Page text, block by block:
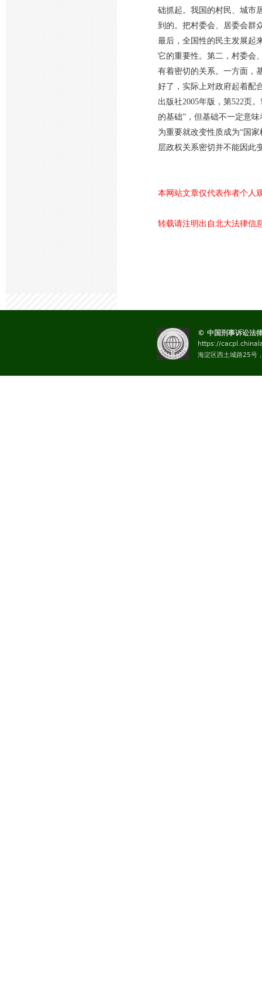
础抓起。我国的村民、城市
到的。把村委会、居委会群
最后，全国性的民主发展起
它的重要性。第二，村委会
有着密切的关系。一方面，
好了，实际上对政府起着配
出版社2005年版，第522页
的基础”，但基础不一定意
为重要就改变性质成为“国
层政权关系密切并不能因此
本网站文章仅代表作者个人
转载请注明出自北大法律信
© 中国刑事诉讼法
https://
海淀区西土城路25号